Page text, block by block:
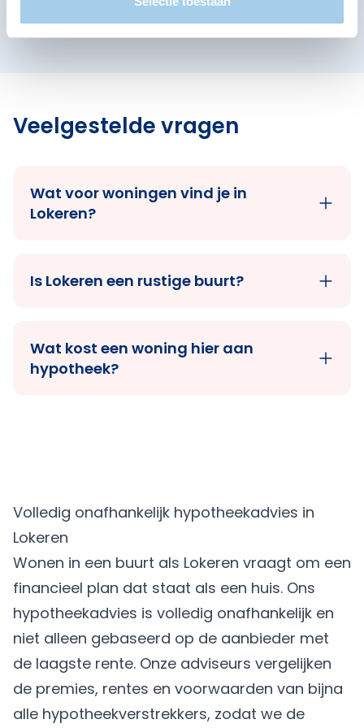
Veelgestelde vragen
Wat voor woningen vind je in
Lokeren?
Is Lokeren een rustige buurt?
Wat kost een woning hier aan
hypotheek?
Volledig onafhankelijk hypotheekadvies in
Lokeren
Wonen in een buurt als Lokeren vraagt om een
financieel plan dat staat als een huis. Ons
hypotheekadvies is volledig onafhankelijk en
niet alleen gebaseerd op de aanbieder met
de laagste rente. Onze adviseurs vergelijken
de premies, rentes en voorwaarden van bijna
alle hypotheekverstrekkers, zodat we de